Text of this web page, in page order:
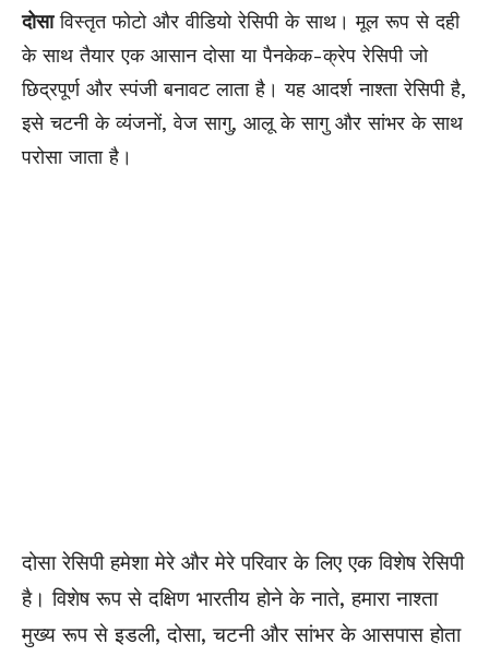
दोसाविस्तृत फोटो और वीडियो रेसिपी के साथ। मूल रूप से दही
के साथ तैयार एक आसान दोसा या पैनकेक-क्रेप रेसिपी जो
छिद्रपूर्ण और स्पंजी बनावट लाता है। यह आदर्श नाश्ता रेसिपी है,
इसेचटनी के व्यंजनों, वेज सागु, आलू के सागु और सांभर के साथ
परोसा जाता है।
दोसा रेसिपी हमेशा मेरे और मेरे परिवार के लिए एक विशेष रेसिपी
है। विशेष रूप से दक्षिण भारतीय होने के नाते, हमारा नाश्ता
मुख्य रूप से इडली, दोसा, चटनी और सांभर के आसपास होता